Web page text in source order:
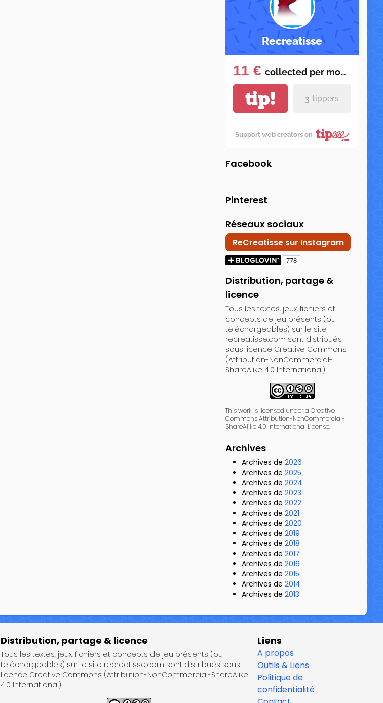
Recreatisse
11 € collected per month
tip! 3 tippers
Support web creators on
Facebook
Pinterest
Réseaux sociaux
ReCreatisse sur Instagram
Distribution, partage &
licence
Tous les textes, jeux, fichiers et
concepts de jeu présents (ou
téléchargeables) sur le site
recreatisse.com sont distribués
sous licence Creative Commons
(Attribution-NonCommercial-
ShareAlike 4.0 International).
This work is licensed under a Creative
Commons Attribution-NonCommercial-
ShareAlike 4.0 International License.
Archives
Archives de 2026
Archives de 2025
Archives de 2024
Archives de 2023
Archives de 2022
Archives de 2021
Archives de 2020
Archives de 2019
Archives de 2018
Archives de 2017
Archives de 2016
Archives de 2015
Archives de 2014
Archives de 2013
Distribution, partage & licence
Tous les textes, jeux, fichiers et concepts de jeu présents (ou
téléchargeables) sur le site recreatisse.com sont distribués sous
licence Creative Commons (Attribution-NonCommercial-ShareAlike
4.0 International).
Liens
A propos
Outils & Liens
Politique de
confidentialité